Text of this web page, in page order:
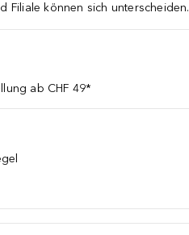
Filiale können sich unterscheiden.
ab CHF 49*